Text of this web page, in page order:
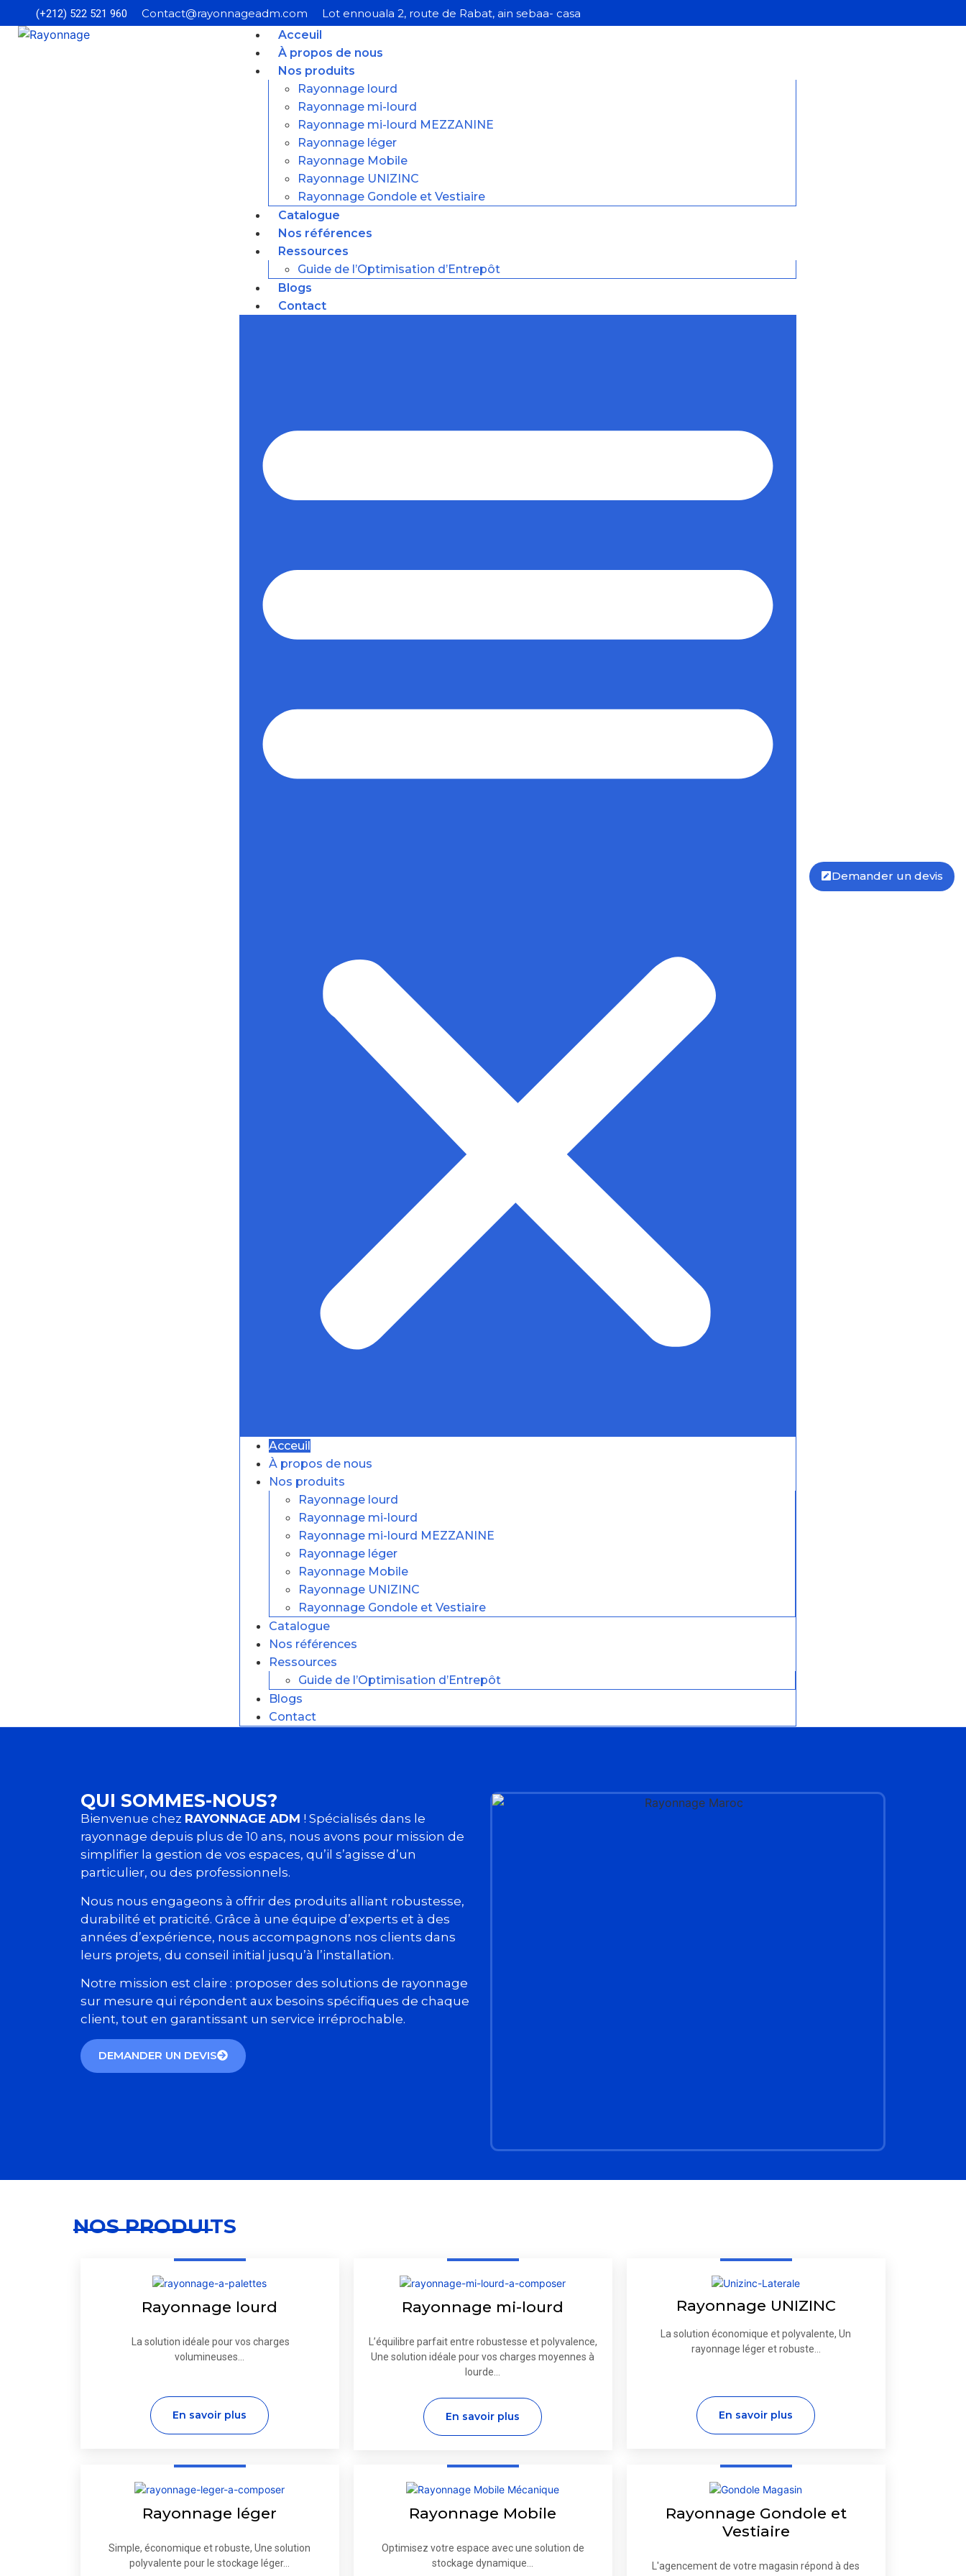
(+212) 522 521 960 Contact@rayonnageadm.com
Lot ennouala 2, route de Rabat, ain sebaa- casa
Acceuil
À propos de nous
Nos produits
Rayonnage lourd
Rayonnage mi-lourd
Rayonnage mi-lourd MEZZANINE
Rayonnage léger
Rayonnage Mobile
Rayonnage UNIZINC
Rayonnage Gondole et Vestiaire
Catalogue
Nos références
Ressources
Guide de l’Optimisation d’Entrepôt
Blogs
Contact
Acceuil
À propos de nous
Nos produits
Rayonnage lourd
Rayonnage mi-lourd
Rayonnage mi-lourd MEZZANINE
Rayonnage léger
Rayonnage Mobile
Rayonnage UNIZINC
Rayonnage Gondole et Vestiaire
Catalogue
Nos références
Ressources
Guide de l’Optimisation d’Entrepôt
Blogs
Contact
Demander un devis
QUI SOMMES-NOUS?
Bienvenue chez RAYONNAGE ADM ! Spécialisés dans le
rayonnage depuis plus de 10 ans, nous avons pour mission de
simplifier la gestion de vos espaces, qu’il s’agisse d’un
particulier, ou des professionnels.
Nous nous engageons à offrir des produits alliant robustesse,
durabilité et praticité. Grâce à une équipe d’experts et à des
années d’expérience, nous accompagnons nos clients dans
leurs projets, du conseil initial jusqu’à l’installation.
Notre mission est claire : proposer des solutions de rayonnage
sur mesure qui répondent aux besoins spécifiques de chaque
client, tout en garantissant un service irréprochable.
DEMANDER UN DEVIS
NOS PRODUITS
Rayonnage lourd
La solution idéale pour vos charges
volumineuses...
En savoir plus
Rayonnage mi-lourd
L’équilibre parfait entre robustesse et polyvalence,
Une solution idéale pour vos charges moyennes à
lourde...
En savoir plus
Rayonnage UNIZINC
La solution économique et polyvalente, Un
rayonnage léger et robuste...
En savoir plus
Rayonnage léger
Simple, économique et robuste, Une solution
polyvalente pour le stockage léger...
Rayonnage Mobile
Optimisez votre espace avec une solution de
stockage dynamique...
Rayonnage Gondole et
Vestiaire
L'agencement de votre magasin répond à des